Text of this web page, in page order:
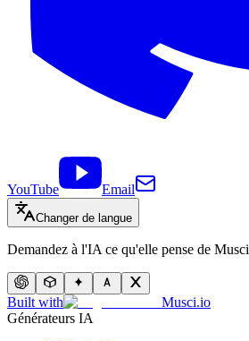
YouTube Email
Changer de langue
Demandez à l'IA ce qu'elle pense de Musci
Built with
Musci.io
Générateurs IA